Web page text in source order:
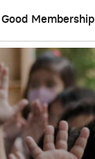
Good Membership